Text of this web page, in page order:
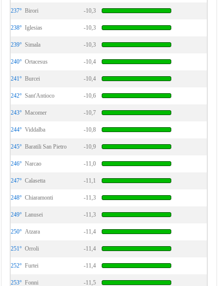
237° Birori -10,3
238° Iglesias -10,3
239° Simala -10,3
240° Ortacesus -10,4
241° Burcei -10,4
242° Sant'Antioco -10,6
243° Macomer -10,7
244° Viddalba -10,8
245° Baratili San Pietro -10,9
246° Narcao -11,0
247° Calasetta -11,1
248° Chiaramonti -11,3
249° Lanusei -11,3
250° Atzara -11,4
251° Orroli -11,4
252° Furtei -11,4
253° Fonni -11,5